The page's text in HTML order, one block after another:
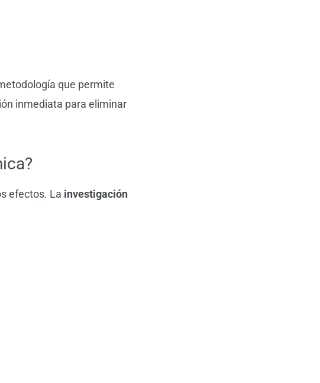
que permite
inmediata para eliminar
efectos. La investigación